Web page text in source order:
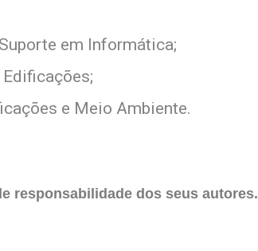
em Informática;
e Meio Ambiente.
responsabilidade dos seus autores.